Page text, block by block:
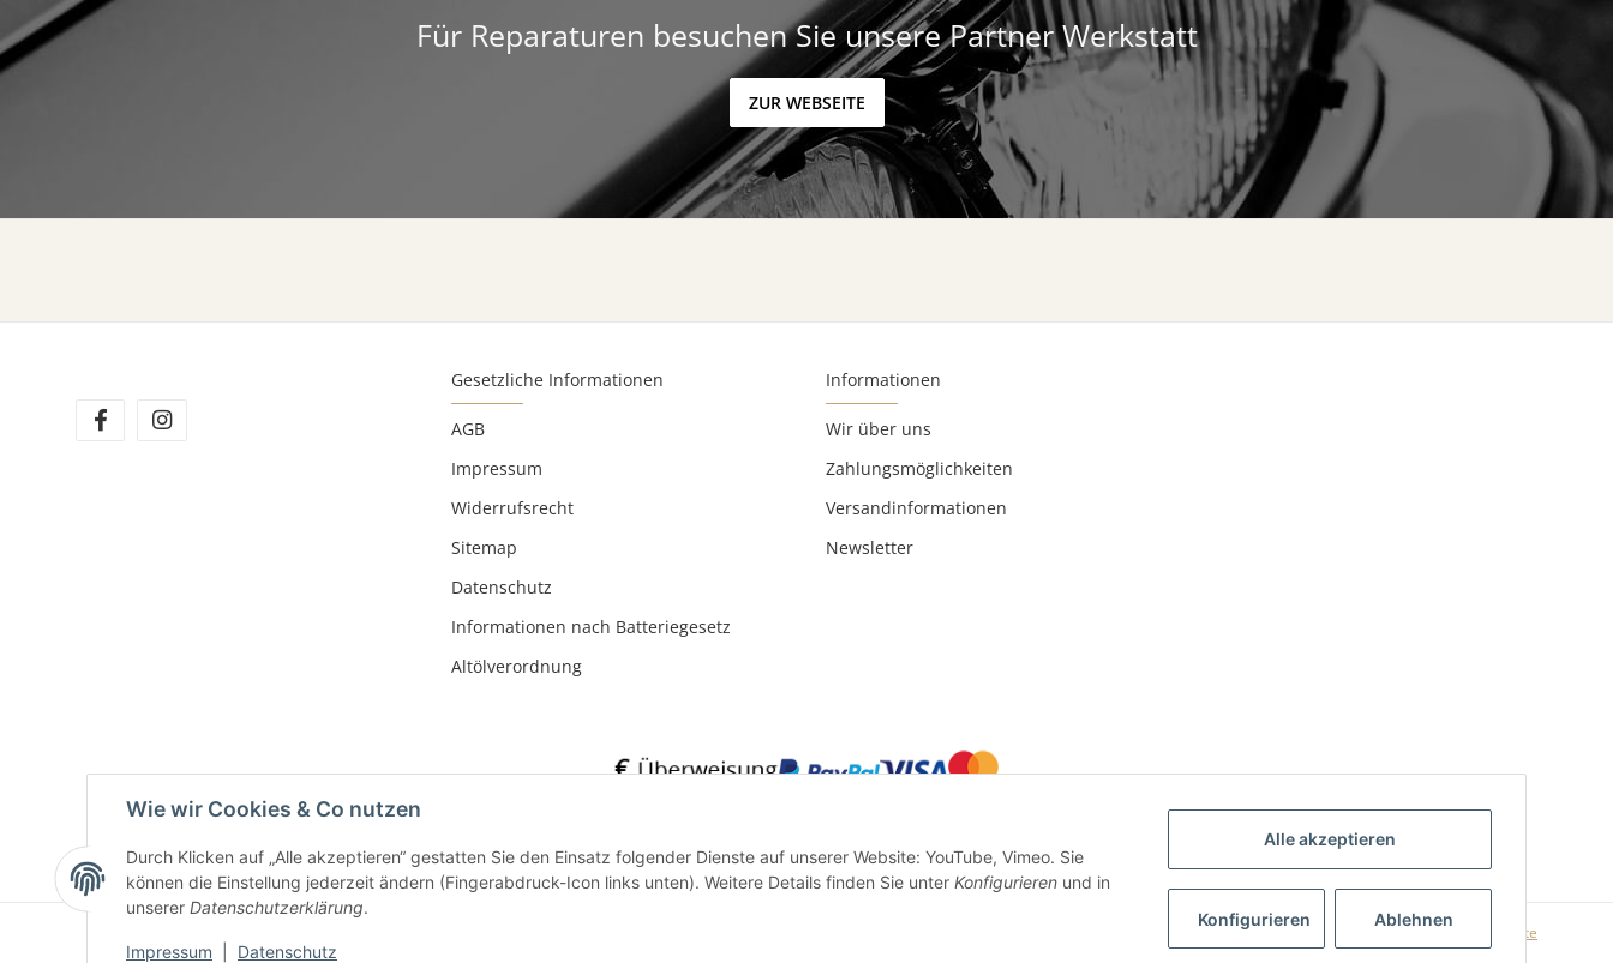
Für Reparaturen besuchen Sie unsere Partner Werkstatt
ZUR WEBSEITE
Gesetzliche Informationen
AGB
Impressum
Widerrufsrecht
Sitemap
Datenschutz
Informationen nach Batteriegesetz
Altölverordnung
Informationen
Wir über uns
Zahlungsmöglichkeiten
Versandinformationen
Newsletter
* Alle Preise inkl. gesetzlicher USt., zzgl.Versand
Powered byJTL-Shop | AVIA JTL-Shop Template
Wie wir Cookies & Co nutzen
Durch Klicken auf „Alle akzeptieren“ gestatten Sie den Einsatz folgender Dienste auf unserer Website: YouTube, Vimeo. Sie
können die Einstellung jederzeit ändern (Fingerabdruck-Icon links unten). Weitere Details finden Sie unter Konfigurieren und in
unserer Datenschutzerklärung.
Impressum Datenschutz
Alle akzeptieren
Konfigurieren Ablehnen